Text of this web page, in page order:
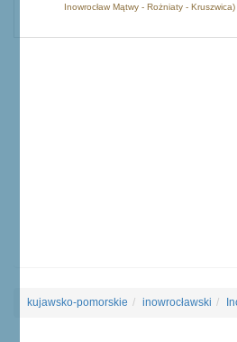
Inowrocław Mątwy - Rożniaty - Kruszwica)
kujawsko-pomorskie inowrocławski